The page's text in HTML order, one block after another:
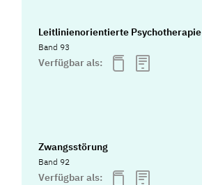
Leitlinienorientierte Psychotherapie
Band 93
Verfügbar als:
Zwangsstörung
Band 92
Verfügbar als: